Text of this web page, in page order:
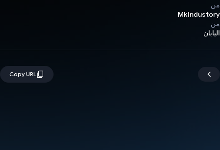
من
MkIndustory
من
اليابان